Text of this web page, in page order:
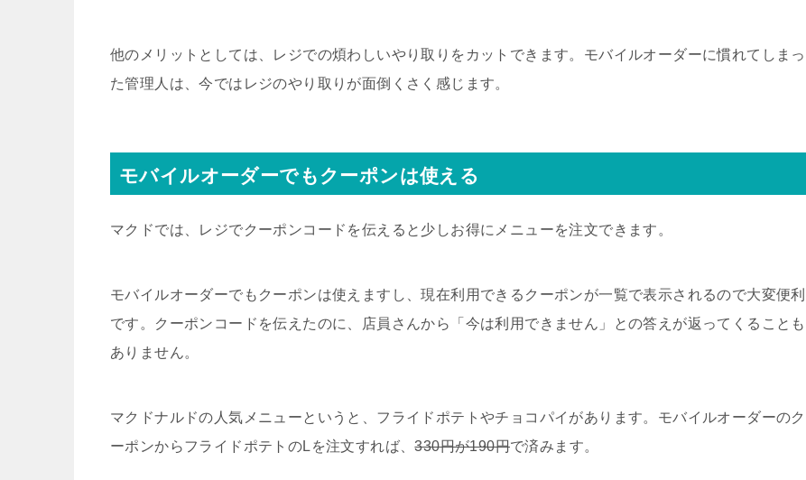
他のメリットとしては、レジでの煩わしいやり取りをカットできます。モバイルオーダーに慣れてしまっ
た管理人は、今ではレジのやり取りが面倒くさく感じます。
モバイルオーダーでもクーポンは使える
マクドでは、レジでクーポンコードを伝えると少しお得にメニューを注文できます。
モバイルオーダーでもクーポンは使えますし、現在利用できるクーポンが一覧で表示されるので大変便利
です。クーポンコードを伝えたのに、店員さんから「今は利用できません」との答えが返ってくることも
ありません。
マクドナルドの人気メニューというと、フライドポテトやチョコパイがあります。モバイルオーダーのク
ーポンからフライドポテトのLを注文すれば、330円が190円で済みます。